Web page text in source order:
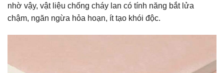
nhờ vậy, vật liệu chống cháy lan có tính năng bắt lửa
chậm, ngăn ngừa hỏa hoạn, ít tạo khói độc.